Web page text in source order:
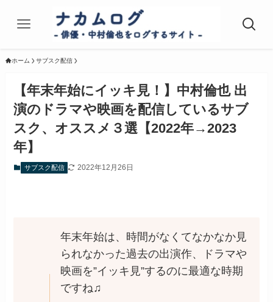
ホーム サブスク配信
【年末年始にイッキ見！】中村倫也 出
演のドラマや映画を配信しているサブ
スク、オススメ３選【2022年→2023
年】
サブスク配信 2022年12月26日
年末年始は、時間がなくてなかなか見
られなかった過去の出演作、ドラマや
映画を”イッキ見”するのに最適な時期
ですね♫